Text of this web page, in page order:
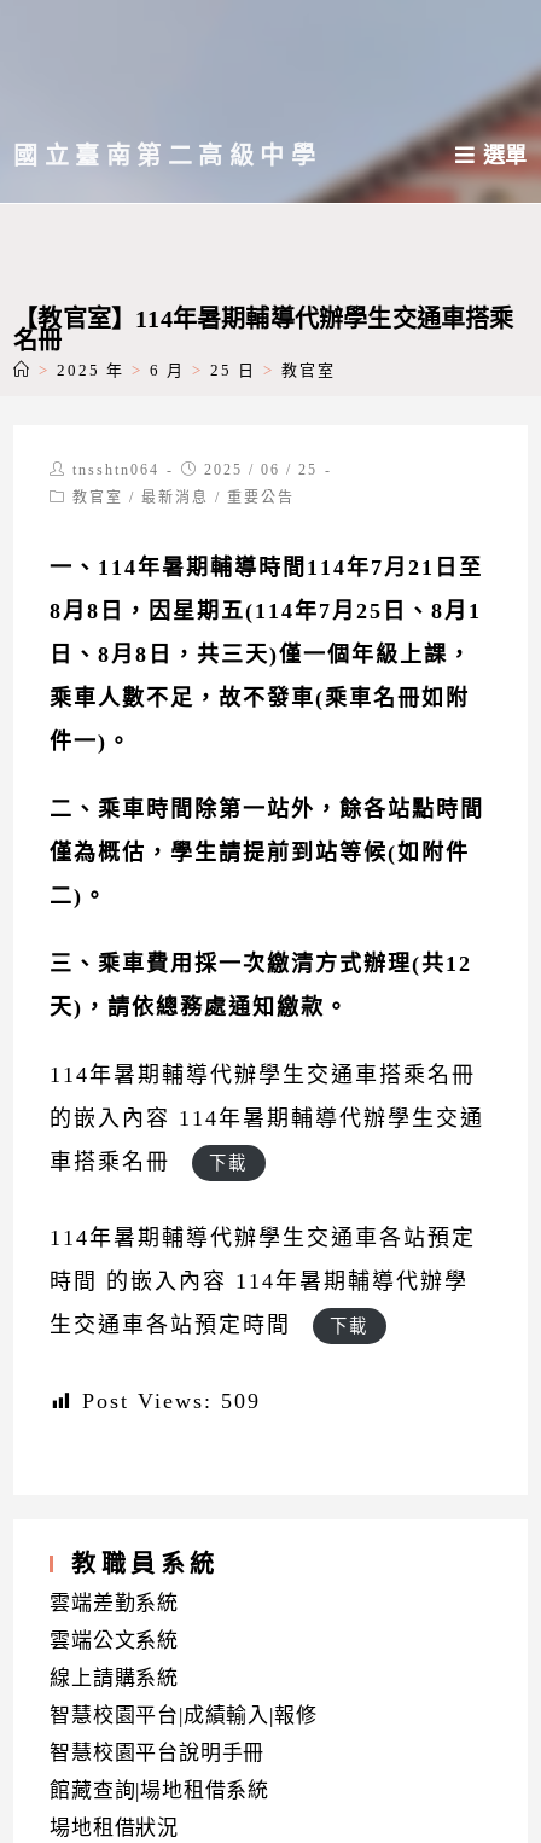
主國立臺南第二高級中學 選單
【教官室】114年暑期輔導代辦學生交通車搭乘
名冊
> 2025 年 > 6 月 > 25 日 > 教官室
Post
author:
tnsshtn064
Post
published:
2025 / 06 / 25
Post教官室 / 最新消息 / 重要公告
一、 114年暑期輔導時間 114年7月21 日至
8月8 日，因星期五(114年7月25 日、8月 1
日、8月8 日，共三天)僅一個年級上課，
乘車人數不足，故不發車(乘車名冊如附
件一)。
二、乘車時間除第一站外，餘各站點時間
僅為概估，學生請提前到站等候(如附件
二)。
三、乘車費用採一次繳清方式辦理(共12
天)，請依總務處通知繳款。
114年暑期輔導代辦學生交通車搭乘名冊
的嵌入內容 114年暑期輔導代辦學生交通
車搭乘名冊
下載
114年暑期輔導代辦學生交通車各站預定
時間 的嵌入內容 114年暑期輔導代辦學
生交通車各站預定時間
下載
Post Views: 509
教職員系統
雲端差勤系統
雲端公文系統
線上請購系統
智慧校園平台|成績輸入|報修
智慧校園平台說明手冊
館藏查詢|場地租借系統
場地租借狀況